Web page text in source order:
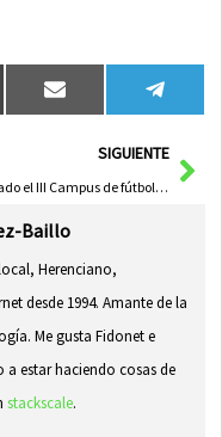
Compartir
en
Email
en
SIGUIENTE
Finalizado el III Campus de fútbol Herencia
Baillo
Herenciano,
desde 1994. Amante de la
Me gusta Fidonet e
a estar haciendo cosas de
stackscale.